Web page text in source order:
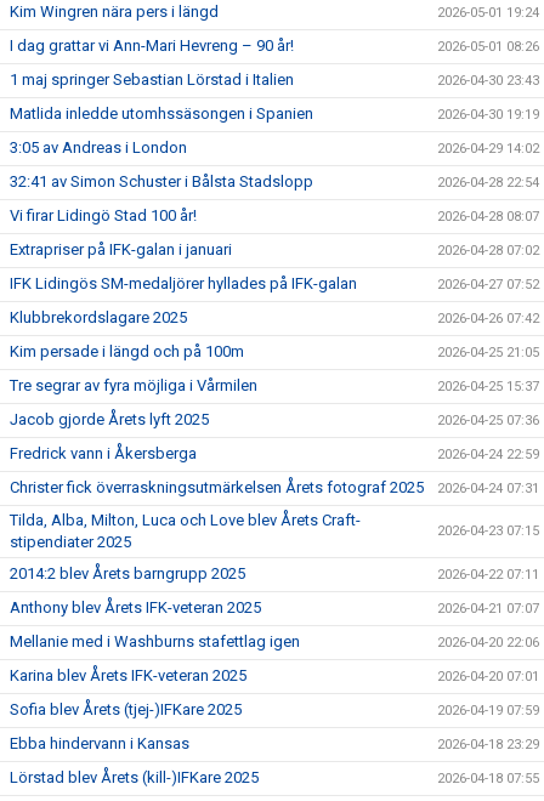
Kim Wingren nära pers i längd 2026-05-01 19:24
I dag grattar vi Ann-Mari Hevreng – 90 år! 2026-05-01 08:26
1 maj springer Sebastian Lörstad i Italien 2026-04-30 23:43
Matlida inledde utomhssäsongen i Spanien 2026-04-30 19:19
3:05 av Andreas i London 2026-04-29 14:02
32:41 av Simon Schuster i Bålsta Stadslopp 2026-04-28 22:54
Vi firar Lidingö Stad 100 år! 2026-04-28 08:07
Extrapriser på IFK-galan i januari 2026-04-28 07:02
IFK Lidingös SM-medaljörer hyllades på IFK-galan 2026-04-27 07:52
Klubbrekordslagare 2025 2026-04-26 07:42
Kim persade i längd och på 100m 2026-04-25 21:05
Tre segrar av fyra möjliga i Vårmilen 2026-04-25 15:37
Jacob gjorde Årets lyft 2025 2026-04-25 07:36
Fredrick vann i Åkersberga 2026-04-24 22:59
Christer fick överraskningsutmärkelsen Årets fotograf 2025 2026-04-24 07:31
Tilda, Alba, Milton, Luca och Love blev Årets Craft-
stipendiater 2025
2026-04-23 07:15
2014:2 blev Årets barngrupp 2025 2026-04-22 07:11
Anthony blev Årets IFK-veteran 2025 2026-04-21 07:07
Mellanie med i Washburns stafettlag igen 2026-04-20 22:06
Karina blev Årets IFK-veteran 2025 2026-04-20 07:01
Sofia blev Årets (tjej-)IFKare 2025 2026-04-19 07:59
Ebba hindervann i Kansas 2026-04-18 23:29
Lörstad blev Årets (kill-)IFKare 2025 2026-04-18 07:55